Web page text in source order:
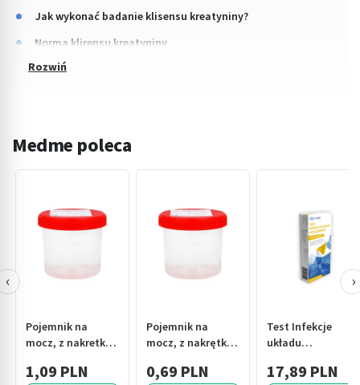
Jak wykonać badanie klisensu kreatyniny?
Norma klirensu kreatyniny
Medme poleca
Pojemnik na
mocz, z nakretką,
120 ml
1,09 PLN
Pojemnik na
mocz, z nakrętką,
Comp), 120 ml
0,69 PLN
Test Infekcje
układu
17,89 PLN
‹ ›